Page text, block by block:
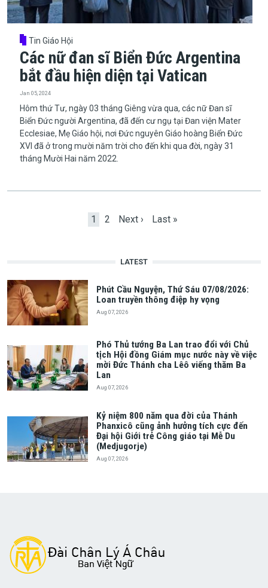
Tin Giáo Hội
Các nữ đan sĩ Biển Đức Argentina
bắt đầu hiện diện tại Vatican
Jan 05, 2024
​​​​​​​Hôm thứ Tư, ngày 03 tháng Giêng vừa qua, các nữ Đan sĩ
Biển Đức người Argentina, đã đến cư ngụ tại Đan viện Mater
Ecclesiae, Mẹ Giáo hội, nơi Đức nguyên Giáo hoàng Biển Đức
XVI đã ở trong mười năm trời cho đến khi qua đời, ngày 31
tháng Mười Hai năm 2022.
Current page
1 Page
2 Next page
Next › Last page
Last »
LATEST
Phút Cầu Nguyện, Thứ Sáu 07/08/2026:
Loan truyền thông điệp hy vọng
Aug 07, 2026
Phó Thủ tướng Ba Lan trao đổi với Chủ
tịch Hội đồng Giám mục nước này về việc
mời Đức Thánh cha Lêô viếng thăm Ba
Lan
Aug 07, 2026
Kỷ niệm 800 năm qua đời của Thánh
Phanxicô cũng ảnh hưởng tích cực đến
Đại hội Giới trẻ Công giáo tại Mễ Du
(Medjugorje)
Aug 07, 2026